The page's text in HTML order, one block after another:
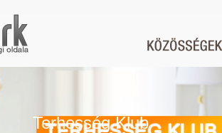
Terhesség Klub